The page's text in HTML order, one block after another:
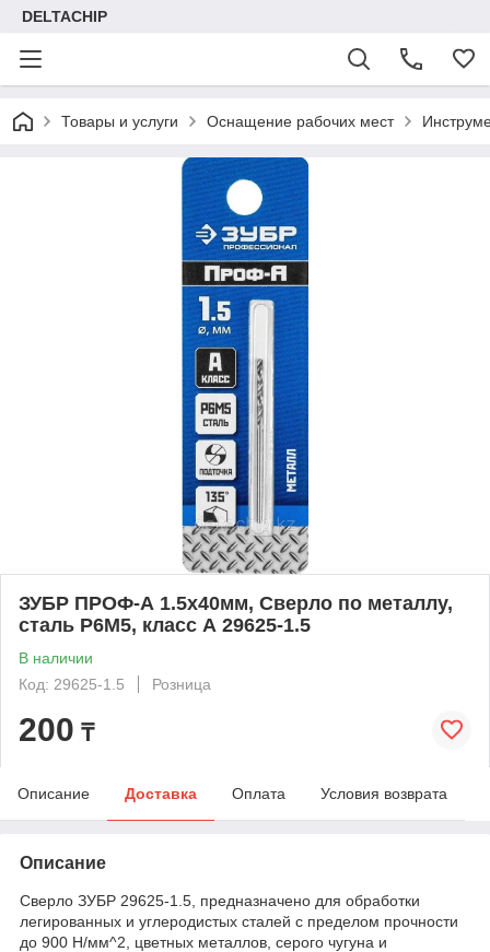
DELTACHIP
Товары и услуги Оснащение рабочих мест
ЗУБР ПРОФ-А 1.5х40мм, Сверло по металлу,
сталь Р6М5, класс А 29625-1.5
В наличии
Код: 29625-1.5
Розница
200 ₸
Описание Доставка Оплата Условия возврата
Описание
Сверло ЗУБР 29625-1.5, предназначено для обработки
легированных и углеродистых сталей с пределом прочности
до 900 Н/мм^2, цветных металлов, серого чугуна и